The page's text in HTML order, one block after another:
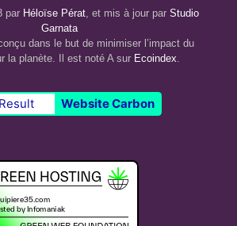
par Héloïse Pérat, et mis à jour par Studio
Garnata
dans le but de minimiser l’impact du
la planète. Il est noté A sur Ecoindex.
Website Carbon